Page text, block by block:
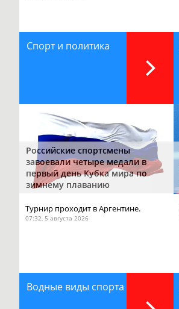
Спорт и политика
Российские спортсмены
завоевали четыре медали в
первый день Кубка мира по
зимнему плаванию
Турнир проходит в Аргентине.
07:32, 5 августа 2026
Водные виды спорта